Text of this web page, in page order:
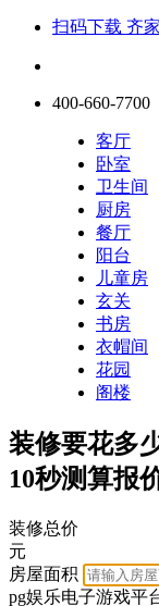
扫码下载 齐
400-660-7700
客厅
卧室
卫生间
厨房
餐厅
阳台
儿童房
玄关
书房
衣帽间
花园
阁楼
装修要花多
10秒测算报
装修总价
元
房屋面积
pg娱乐电子游戏平